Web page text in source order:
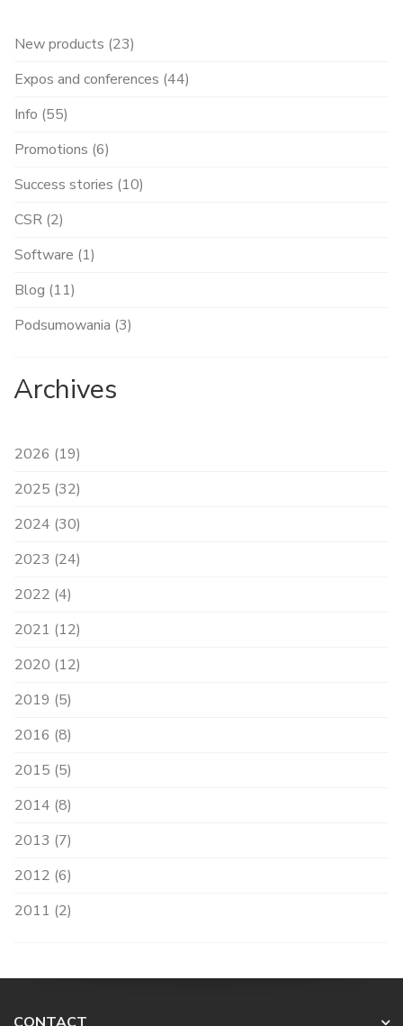
New products (23)
Expos and conferences (44)
Info (55)
Promotions (6)
Success stories (10)
CSR (2)
Software (1)
Blog (11)
Podsumowania (3)
Archives
2026 (19)
2025 (32)
2024 (30)
2023 (24)
2022 (4)
2021 (12)
2020 (12)
2019 (5)
2016 (8)
2015 (5)
2014 (8)
2013 (7)
2012 (6)
2011 (2)